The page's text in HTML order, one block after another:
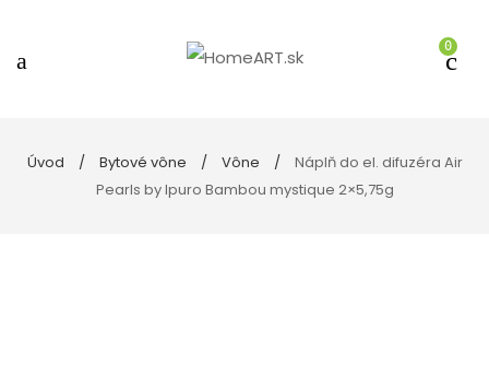
0
Úvod Bytové vône Vône
Náplň do el. difuzéra Air
Pearls by Ipuro Bambou mystique 2×5,75g